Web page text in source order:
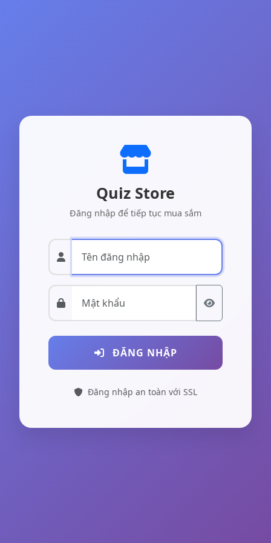
Quiz Store
Đăng nhập để tiếp tục mua sắm
ĐĂNG NHẬP
Đăng nhập an toàn với SSL